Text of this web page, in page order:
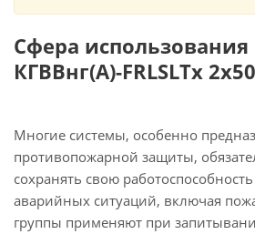
Сфера использования
КГВВнг(А)-FRLSLTx
Многие системы, особенно
противопожарной защиты,
сохранять свою
аварийных ситуаций, включая
группы применяют при